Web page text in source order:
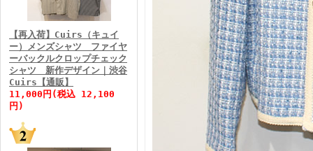
FINEBOYS2026年6月号
FINEBOYS2026年5月号
【再入荷】Cuirs（キュイ
ー）メンズシャツ ファイヤ
ーバックルクロップチェック
シャツ 新作デザイン｜渋谷
Cuirs【通販】
11,000円(税込 12,100
円)